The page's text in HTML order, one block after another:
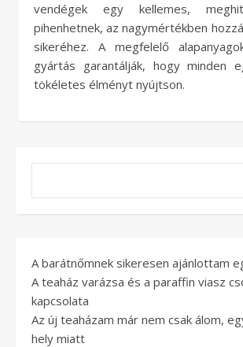
vendégek egy kellemes,
pihenhetnek, az nagymértékben
sikeréhez. A megfelelő
gyártás garantálják, hogy minden
tökéletes élményt nyújtson.
A barátnőmnek sikeresen ajánlottam
A teaház varázsa és a paraffin viasz
kapcsolata
Az új teaházam már nem csak álom,
hely miatt